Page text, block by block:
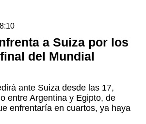
a Suiza por los
del Mundial
ante Suiza desde las 17,
entre Argentina y Egipto, de
enfrentaría en cuartos, ya haya